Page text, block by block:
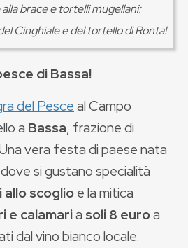
brace e tortelli mugellani:
Cinghiale e del tortello di Ronta!
di Bassa!
del Pesceal Campo
a Bassa, frazione di
vera festa di paese nata
si gustano specialità
scoglioe la mitica
e calamaria soli 8 euroa
dal vino bianco locale.